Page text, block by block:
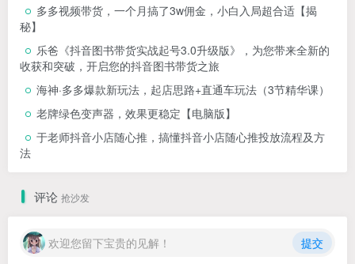
多多视频带货，一个月搞了3w佣金，小白入局超合适【揭
秘】
乐爸《抖音图书带货实战起号3.0升级版》，为您带来全新的
收获和突破，开启您的抖音图书带货之旅
海神·多多爆款新玩法，​起店思路+直通车玩法（3节精华课）
老牌绿色变声器，效果更稳定【电脑版】
于老师抖音小店随心推，搞懂抖音小店随心推投放流程及方
法
评论 抢沙发
欢迎您留下宝贵的见解！ 提交